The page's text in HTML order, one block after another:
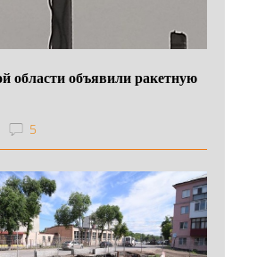
области объявили ракетную
5